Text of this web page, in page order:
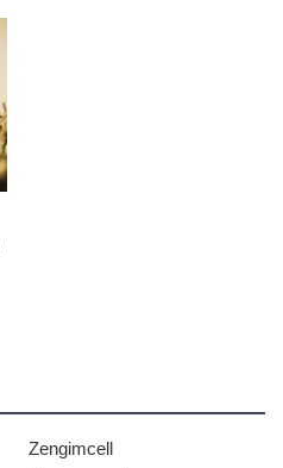
Zengimcell